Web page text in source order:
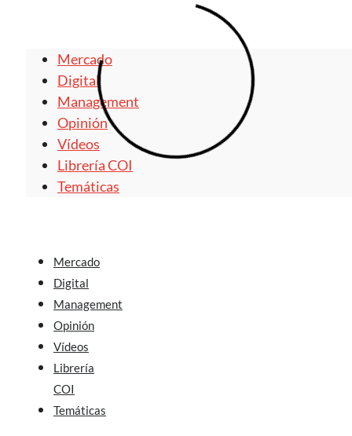
Mercado
Digital
Management
Opinión
Vídeos
Librería COI
Temáticas
Mercado
Digital
Management
Opinión
Vídeos
Librería
COI
Temáticas